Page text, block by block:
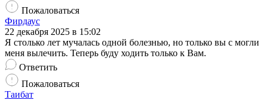
Пожаловаться
Фирдаус
22 декабря 2025 в 15:02
Я столько лет мучалась одной болезнью, но только вы с могли
меня вылечить. Теперь буду ходить только к Вам.
Ответить
Пожаловаться
Таибат